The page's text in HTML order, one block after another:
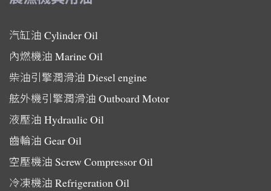
汽缸油 Cylinder Oil
內燃機油 Marine Oil
柴油引擎潤滑油 Diesel engine
舷外機引擎潤滑油 Outboard Motor
液壓油 Hydraulic Oil
齒輪油 Gear Oil
空壓機油 Screw Compressor Oil
冷凍機油 Refrigeration Oil